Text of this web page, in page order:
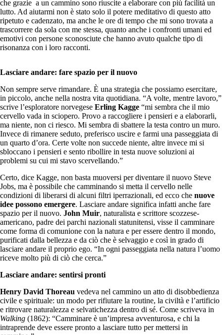
che grazie a un cammino sono riuscite a elaborare con più facilità un
lutto. Ad aiutarmi non è stato solo il potere meditativo di questo atto
ripetuto e cadenzato, ma anche le ore di tempo che mi sono trovata a
trascorrere da sola con me stessa, quanto anche i confronti umani ed
emotivi con persone sconosciute che hanno avuto qualche tipo di
risonanza con i loro racconti.
Lasciare andare: fare spazio per il nuovo
Non sempre serve rimandare. È una strategia che possiamo esercitare,
in piccolo, anche nella nostra vita quotidiana. “A volte, mentre lavoro,”
scrive l’esploratore norvegese Erling Kagge “mi sembra che il mio
cervello vada in sciopero. Provo a raccogliere i pensieri e a elaborarli,
ma niente, non ci riesco. Mi sembra di sbattere la testa contro un muro.
Invece di rimanere seduto, preferisco uscire e farmi una passeggiata di
un quarto d’ora. Certe volte non succede niente, altre invece mi si
sbloccano i pensieri e sento ribollire in testa nuove soluzioni ai
problemi su cui mi stavo scervellando.”
Certo, dice Kagge, non basta muoversi per diventare il nuovo Steve
Jobs, ma è possibile che camminando si metta il cervello nelle
condizioni di liberarsi di alcuni filtri iperrazionali, ed ecco che nuove
idee possono emergere. Lasciare andare significa infatti anche fare
spazio per il nuovo. John Muir, naturalista e scrittore scozzese-
americano, padre dei parchi nazionali statunitensi, visse il camminare
come forma di comunione con la natura e per essere dentro il mondo,
purificati dalla bellezza e da ciò che è selvaggio e così in grado di
lasciare andare il proprio ego. “In ogni passeggiata nella natura l’uomo
riceve molto più di ciò che cerca.”
Lasciare andare: sentirsi pronti
Henry David Thoreau vedeva nel cammino un atto di disobbedienza
civile e spirituale: un modo per rifiutare la routine, la civiltà e l’artificio
e ritrovare naturalezza e selvatichezza dentro di sé. Come scriveva in
Walking (1862): “Camminare è un’impresa avventurosa, e chi la
intraprende deve essere pronto a lasciare tutto per mettersi in